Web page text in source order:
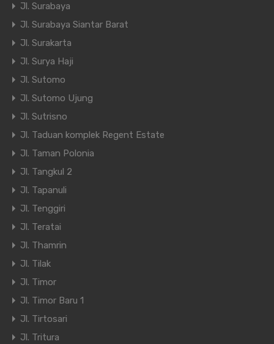
Jl. Surabaya
Jl. Surabaya Siantar Barat
Jl. Surakarta
Jl. Surya Haji
Jl. Sutomo
Jl. Sutomo Ujung
Jl. Sutrisno
Jl. Taduan komplek Regent Estate
Jl. Taman Polonia
Jl. Tangkul 2
Jl. Tapanuli
Jl. Tenggiri
Jl. Teratai
Jl. Thamrin
Jl. Tilak
Jl. Timor
Jl. Timor Baru 1
Jl. Tirtosari
Jl. Tritura